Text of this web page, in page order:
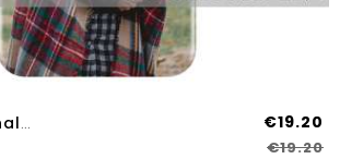
Coque Personnalisée Huawei Pura 80 Pro €19.20
€19.20